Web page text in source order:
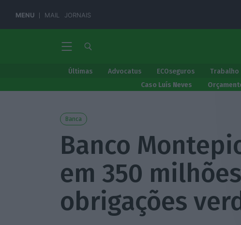
MENU MAIL JORNAIS
Últimas Advocatus ECOseguros Trabalho
Caso Luís Neves
Banca
Banco
em 350
obrigações